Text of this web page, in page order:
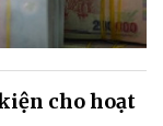
cho hoạt